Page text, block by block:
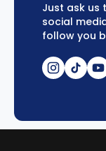
Just ask us
social
follow you